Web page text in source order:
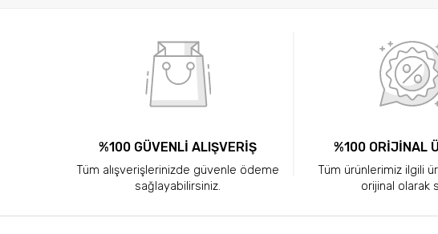
%100 GÜVENLİ ALIŞVERİŞ
Tüm alışverişlerinizde güvenle ödeme
sağlayabilirsiniz.
%100 ORİJİNAL
Tüm ürünlerimiz ilgili
orijinal olarak